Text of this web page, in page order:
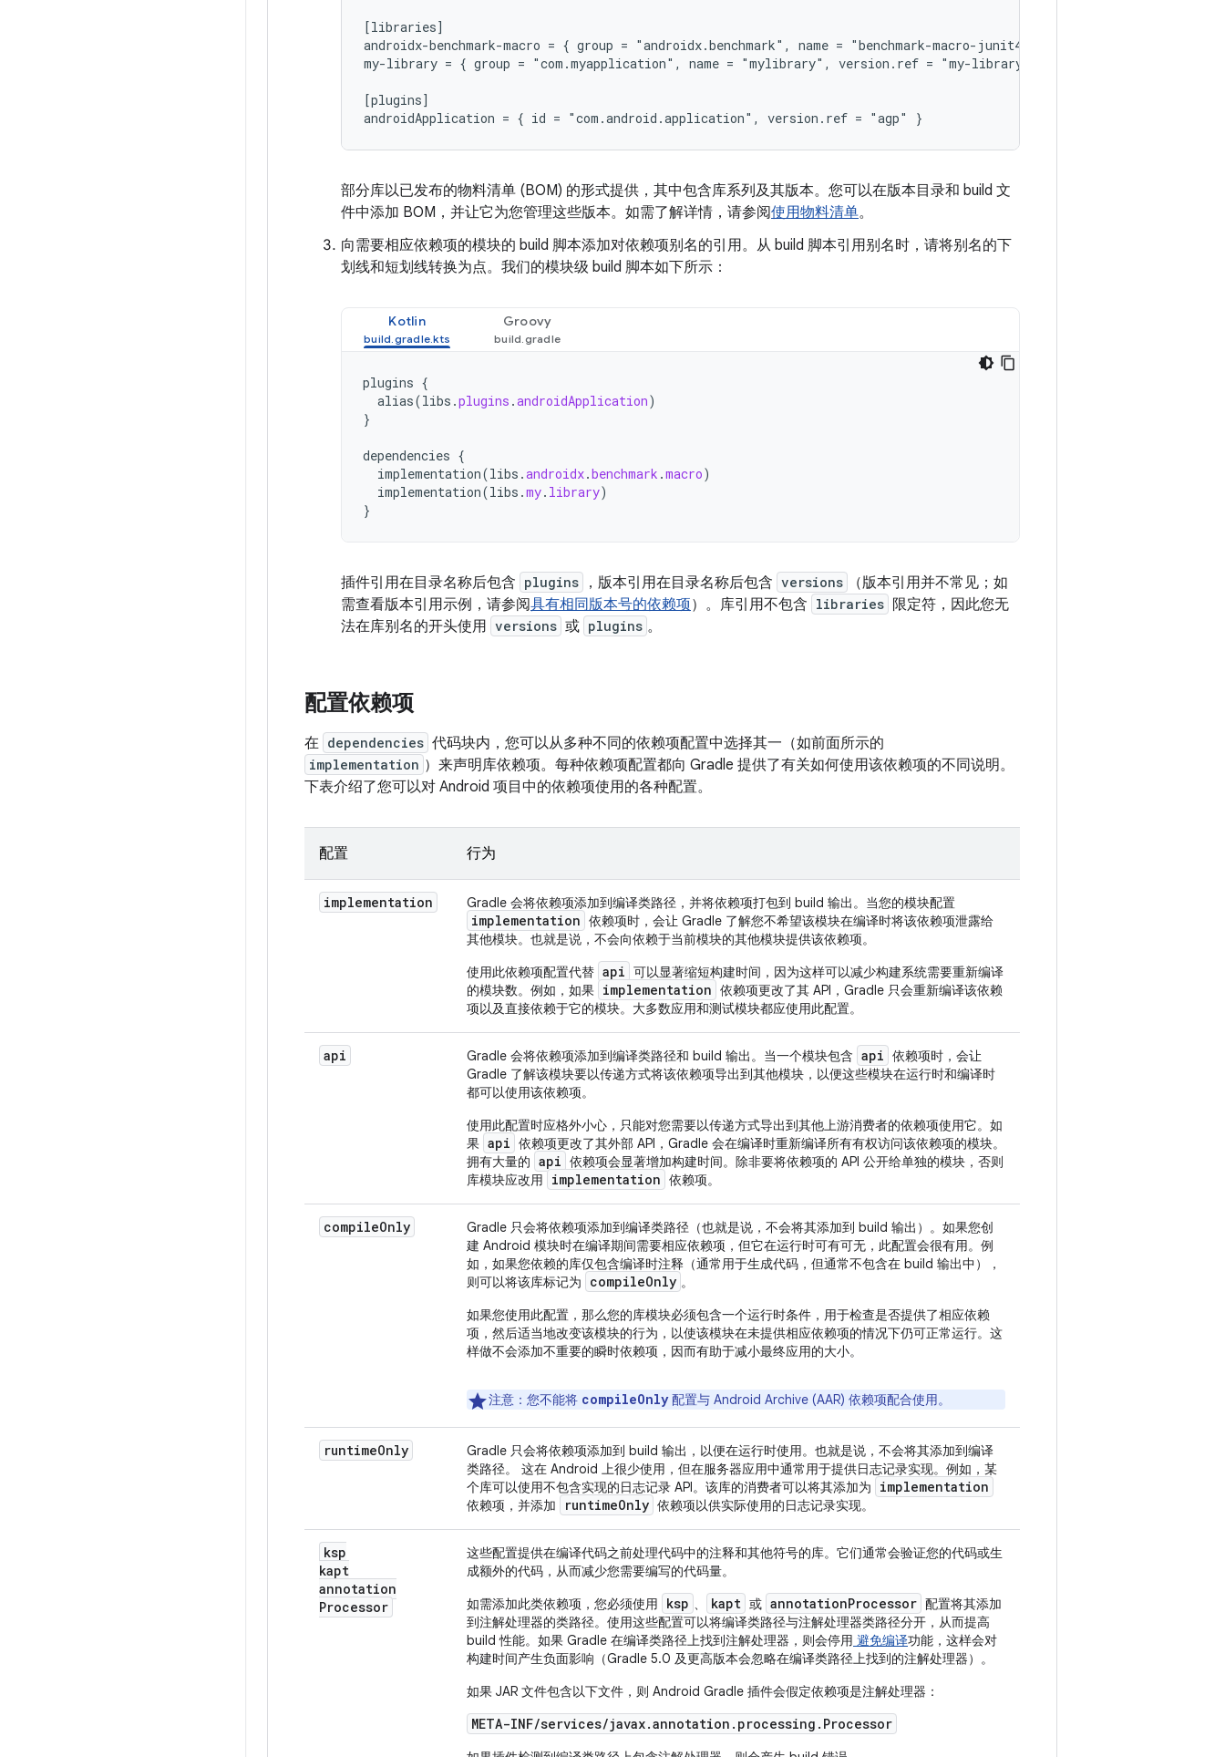
[libraries]
androidx-benchmark-macro = { group = "androidx.benchmark", name = "benchmark-macro-junit4", version.ref = "androidx-
my-library = { group = "com.myapplication", name = "mylibrary", version.ref = "my-library" }
[plugins]
部分库以已发布的物料清单 (BOM) 的形式提供，其中包含库系列及其版本。您可以在版本目录和 build 文
件中添加 BOM，并让它为您管理这些版本。如需了解详情，请参阅使用物料清单。
向需要相应依赖项的模块的 build 脚本添加对依赖项别名的引用。从 build 脚本引用别名时，请将别名的下
划线和短划线转换为点。我们的模块级 build 脚本如下所示：
Kotlin Groovy
plugins {
alias(libs .plugins .androidApplication)
}
dependencies {
implementation(libs .androidx.benchmark .macro)
implementation(libs .my. library)
}
插件引用在目录名称后包含 plugins ，版本引用在目录名称后包含 versions
（版本引用并不常见；如
需查看版本引用示例，请参阅具有相同版本号的依赖项）。库引用不包含 libraries 限定符，因此您无
法在库别名的开头使用 versions 或 plugins 。
配置依赖项
在 dependencies 代码块内，您可以从多种不同的依赖项配置中选择其一（如前面所示的
implementation ）来声明库依赖项。 每种依赖项配置都向 Gradle 提供了有关如何使用该依赖项的不同说明。
下表介绍了您可以对 Android 项目中的依赖项使用的各种配置。
配置 行为
implementation Gradle 会将依赖项添加到编译类路径，并将依赖项打包到 build 输出。当您的模块配置
implementation 依赖项时，会让 Gradle 了解您不希望该模块在编译时将该依赖项泄露给
其他模块。也就是说，不会向依赖于当前模块的其他模块提供该依赖项。
使用此依赖项配置代替 api 可以显著缩短构建时间，因为这样可以减少构建系统需要重新编译
的模块数。例如，如果 implementation 依赖项更改了其 API，Gradle 只会重新编译该依赖
项以及直接依赖于它的模块。大多数应用和测试模块都应使用此配置。
api Gradle 会将依赖项添加到编译类路径和 build 输出。当一个模块包含 api 依赖项时，会让
Gradle 了解该模块要以传递方式将该依赖项导出到其他模块，以便这些模块在运行时和编译时
都可以使用该依赖项。
使用此配置时应格外小心，只能对您需要以传递方式导出到其他上游消费者的依赖项使用它。如
果 api 依赖项更改了其外部 API，Gradle 会在编译时重新编译所有有权访问该依赖项的模块。
拥有大量的 api 依赖项会显著增加构建时间。除非要将依赖项的 API 公开给单独的模块，否则
库模块应改用
implementation 依赖项。
compileOnly
Gradle 只会将依赖项添加到编译类路径（也就是说，不会将其添加到 build 输出）。如果您创
建 Android 模块时在编译期间需要相应依赖项，但它在运行时可有可无，此配置会很有用。例
如，如果您依赖的库仅包含编译时注释（通常用于生成代码，但通常不包含在 build 输出中），
则可以将该库标记为
compileOnly 。
如果您使用此配置，那么您的库模块必须包含一个运行时条件，用于检查是否提供了相应依赖
项，然后适当地改变该模块的行为，以使该模块在未提供相应依赖项的情况下仍可正常运行。这
样做不会添加不重要的瞬时依赖项，因而有助于减小最终应用的大小。
注意 ：您不能将 compileOnly配置与 Android Archive (AAR) 依赖项配合使用。
runtimeOnly
Gradle 只会将依赖项添加到 build 输出，以便在运行时使用。也就是说，不会将其添加到编译
类路径。 这在 Android 上很少使用，但在服务器应用中通常用于提供日志记录实现。例如，某
个库可以使用不包含实现的日志记录 API。该库的消费者可以将其添加为
implementation
依赖项，并添加 runtimeOnly 依赖项以供实际使用的日志记录实现。
ksp
kapt
annotation
Processor
这些配置提供在编译代码之前处理代码中的注释和其他符号的库。它们通常会验证您的代码或生
成额外的代码，从而减少您需要编写的代码量。
如需添加此类依赖项，您必须使用
ksp 、 kapt 或 annotationProcessor 配置将其添加
到注解处理器的类路径。使用这些配置可以将编译类路径与注解处理器类路径分开，从而提高
build 性能。如果 Gradle 在编译类路径上找到注解处理器，则会停用 避免编译功能，这样会对
构建时间产生负面影响（Gradle 5.0 及更高版本会忽略在编译类路径上找到的注解处理器）。
如果 JAR 文件包含以下文件，则 Android Gradle 插件会假定依赖项是注解处理器：
META-INF/services/javax.annotation.processing.Processor